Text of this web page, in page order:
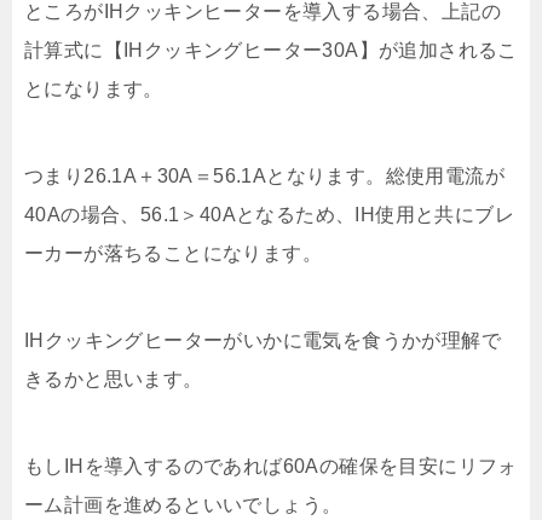
ところがIHクッキンヒーターを導入する場合、上記の
計算式に【IHクッキングヒーター30A】が追加されるこ
とになります。
つまり26.1A＋30A＝56.1Aとなります。総使用電流が
40Aの場合、56.1＞40Aとなるため、IH使用と共にブレ
ーカーが落ちることになります。
IHクッキングヒーターがいかに電気を食うかが理解で
きるかと思います。
もしIHを導入するのであれば60Aの確保を目安にリフォ
ーム計画を進めるといいでしょう。